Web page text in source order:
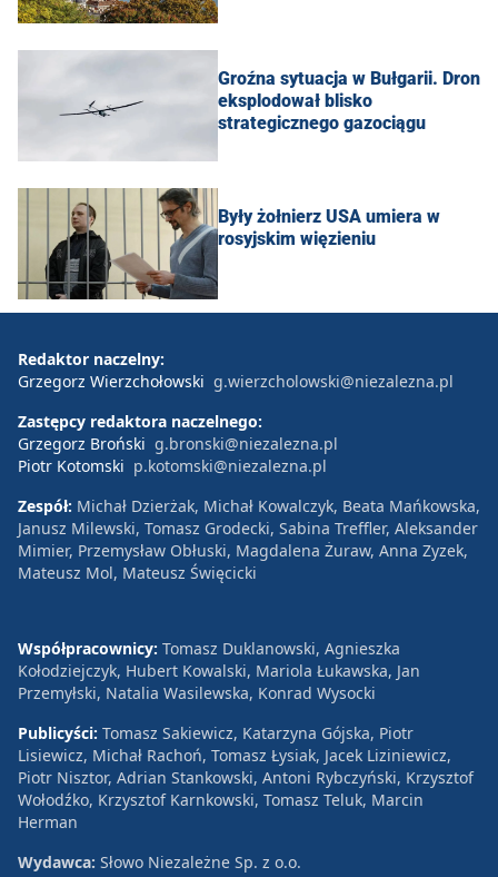
Groźna sytuacja w Bułgarii. Dron
eksplodował blisko
strategicznego gazociągu
Były żołnierz USA umiera w
rosyjskim więzieniu
Redaktor naczelny:
Grzegorz Wierzchołowski g.wierzcholowski@niezalezna.pl
Zastępcy redaktora naczelnego:
Grzegorz Broński g.bronski@niezalezna.pl
Piotr Kotomski p.kotomski@niezalezna.pl
Zespół: Michał Dzierżak, Michał Kowalczyk, Beata Mańkowska,
Janusz Milewski, Tomasz Grodecki, Sabina Treffler, Aleksander
Mimier, Przemysław Obłuski, Magdalena Żuraw, Anna Zyzek,
Mateusz Mol, Mateusz Święcicki
Współpracownicy: Tomasz Duklanowski, Agnieszka
Kołodziejczyk, Hubert Kowalski, Mariola Łukawska, Jan
Przemyłski, Natalia Wasilewska, Konrad Wysocki
Publicyści: Tomasz Sakiewicz, Katarzyna Gójska, Piotr
Lisiewicz, Michał Rachoń, Tomasz Łysiak, Jacek Liziniewicz,
Piotr Nisztor, Adrian Stankowski, Antoni Rybczyński, Krzysztof
Wołodźko, Krzysztof Karnkowski, Tomasz Teluk, Marcin
Herman
Wydawca: Słowo Niezależne Sp. z o.o.